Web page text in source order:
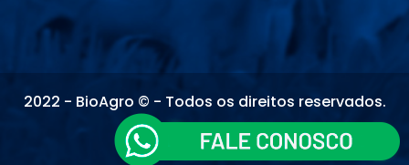
2022 - BioAgro © - Todos os direitos reservados.